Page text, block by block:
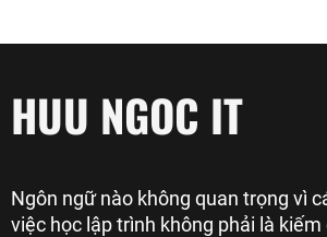
HUU NGOC IT
Ngôn ngữ nào không quan trọng vì
việc học lập trình không phải là